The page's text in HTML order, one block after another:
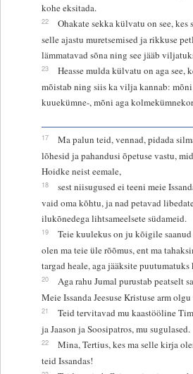
kohe eksitada.
22
Ohakate sekka külvatu on see,
selle ajastu muretsemised ja rikkuse
lämmatavad sõna ning see jääb
23
Heasse mulda külvatu on aga see,
mõistab ning siis ka vilja kannab:
kuuekümne-, mõni aga
17
Ma palun teid, vennad, pidada
lõhesid ja pahandusi õpetuse vastu,
Hoidke neist eemale,
18
sest niisugused ei teeni meie
vaid oma kõhtu, ja nad petavad
ilukõnedega lihtsameelsete südameid.
19
Teie kuulekus on ju kõigile saanud
olen ma teie üle rõõmus, ent ma
targad heale, aga jääksite puutumatuks
20
Aga rahu Jumal purustab peatselt
Meie Issanda Jeesuse Kristuse arm
21
Teid tervitavad mu kaastööline
ja Jaason ja Soosipatros, mu sugulased.
22
Mina, Tertius, kes ma selle kirja
teid Issandas!